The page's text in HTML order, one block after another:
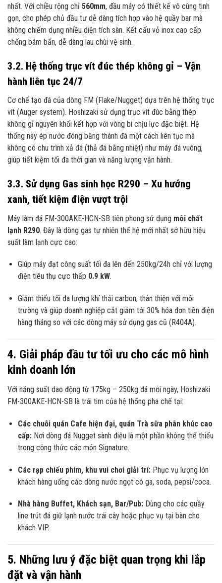
nhất. Với chiều rộng chỉ 560mm, đầu máy có thiết kế vô cùng tinh
gọn, cho phép chủ đầu tư dễ dàng tích hợp vào hệ quầy bar mà
không chiếm dụng nhiều diện tích sàn. Kết cấu vỏ inox cao cấp
chống bám bẩn, dễ dàng lau chùi vệ sinh.
3.2. Hệ thống trục vít đúc thép không gỉ – Vận
hành liên tục 24/7
Cơ chế tạo đá của dòng FM (Flake/Nugget) dựa trên hệ thống trục
vít (Auger system). Hoshizaki sử dụng trục vít đúc bằng thép
không gỉ nguyên khối kết hợp với vòng bi chịu lực đặc biệt. Hệ
thống này ép nước đóng băng thành đá một cách liên tục mà
không có chu trình xả đá (thả đá bằng nhiệt) như máy đá vuông,
giúp tiết kiệm tối đa thời gian và năng lượng vận hành.
3.3. Sử dụng Gas sinh học R290 – Xu hướng
xanh, tiết kiệm điện vượt trội
Máy làm đá FM-300AKE-HCN-SB tiên phong sử dụng môi chất
lạnh R290. Đây là dòng gas tự nhiên thế hệ mới nhất sở hữu hiệu
suất làm lạnh cực cao:
Giúp máy đạt công suất tối đa lên đến 250kg/24h chỉ với lượng
điện tiêu thụ cực thấp 0.9 kW.
Giảm thiểu tối đa lượng khí thải carbon, thân thiện với môi
trường và giúp doanh nghiệp cắt giảm tới 30% hóa đơn tiền điện
hàng tháng so với các dòng máy sử dụng gas cũ (R404A).
4. Giải pháp đầu tư tối ưu cho các mô hình
kinh doanh lớn
Với năng suất dao động từ 175kg – 250kg đá mỗi ngày, Hoshizaki
FM-300AKE-HCN-SB là trái tim của hệ thống pha chế tại:
Các chuỗi quán Cafe hiện đại, quán Trà sữa phân khúc cao
cấp:Nơi dòng đá Nugget sành điệu là một phần không thể thiếu
trong công thức các món Signature.
Các rạp chiếu phim, khu vui chơi giải trí:Phục vụ lượng lớn
khách hàng uống các dòng nước ngọt có ga, soda, pepsi/coca.
Nhà hàng Buffet, Khách sạn, Bar/Pub:Dùng cho các quầy
line trút đá giữ lạnh nước trái cây hoặc phục vụ tại bàn cho
khách VIP.
5. Những lưu ý đặc biệt quan trọng khi lắp
đặt và vận hành